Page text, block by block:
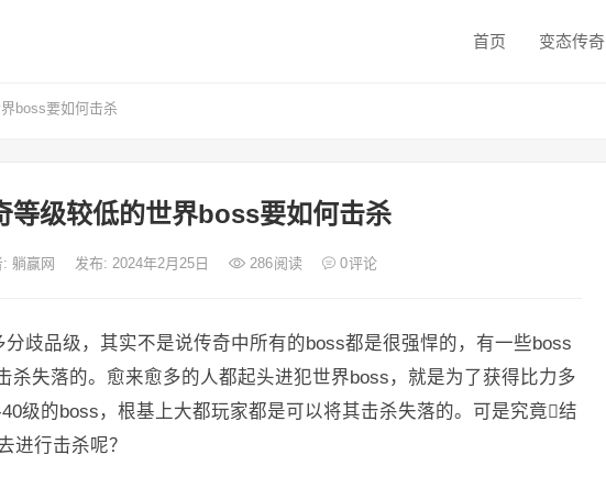
首页 变态传奇
boss要如何击杀
等级较低的世界boss要如何击杀
: 躺赢网 发布: 2024年2月25日 286阅读 0评论
歧品级，其实不是说传奇中所有的boss都是很强悍的，有一些boss
杀失落的。愈来愈多的人都起头进犯世界boss，就是为了获得比力多
级的boss，根基上大都玩家都是可以将其击杀失落的。可是究竟结
进行击杀呢？